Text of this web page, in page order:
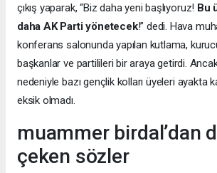
çıkış yaparak, “Biz daha yeni başlıyoruz! Bu
daha AK Parti yönetecek!” dedi. Hava
konferans salonunda yapılan kutlama,
başkanlar ve partilileri bir araya getirdi.
nedeniyle bazı gençlik kolları üyeleri ayakta
eksik olmadı.
muammer birdal’dan
çeken sözler